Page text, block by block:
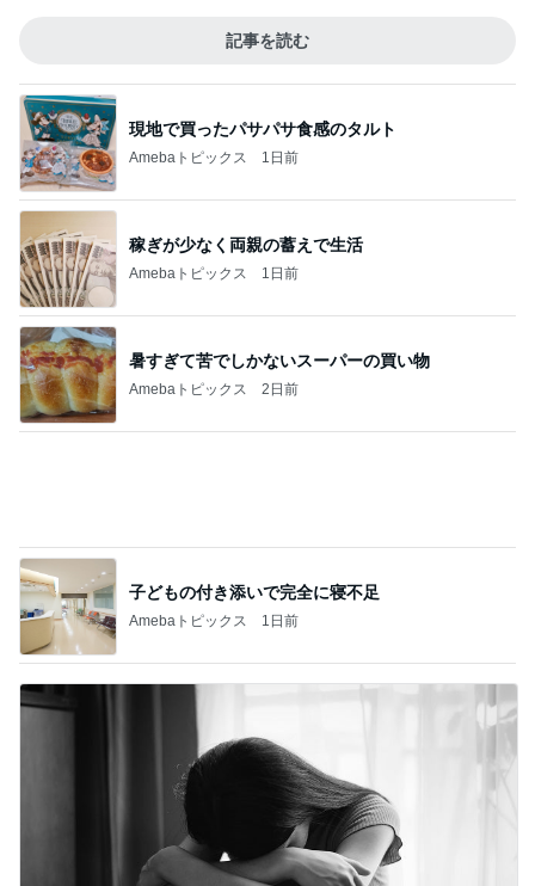
Amebaトピックス 1日前
稼ぎが少なく両親の蓄えで生活
Amebaトピックス 1日前
暑すぎて苦でしかないスーパーの買い物
Amebaトピックス 2日前
子どもの付き添いで完全に寝不足
Amebaトピックス 1日前
そんな事しか出来ない娘への甘やかし
記事を読む